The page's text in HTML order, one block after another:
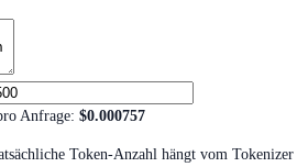
Anfrage: $0.000757
Token-Anzahl hängt vom Tokenizer